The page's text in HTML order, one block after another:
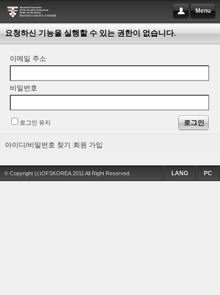
Menu
요청하신 기능을 실행할 수 있는 권한이 없습니다.
이메일 주소
비밀번호
로그인 유지
아이디/비밀번호 찾기 회원 가입
© Copyright (c)OFSKOREA.2011 All Right Reserved. PC
LANG